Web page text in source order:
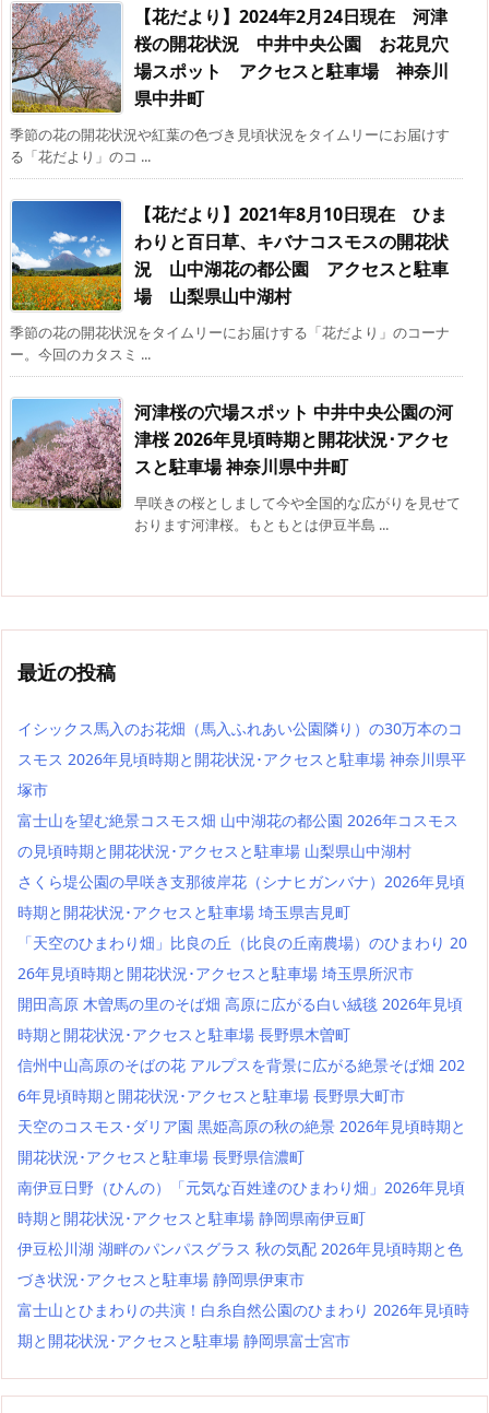
【花だより】2024年2月24日現在 河津
桜の開花状況 中井中央公園 お花見穴
場スポット アクセスと駐車場 神奈川
県中井町
季節の花の開花状況や紅葉の色づき見頃状況をタイムリーにお届けす
る「花だより」のコ ...
【花だより】2021年8月10日現在 ひま
わりと百日草、キバナコスモスの開花状
況 山中湖花の都公園 アクセスと駐車
場 山梨県山中湖村
季節の花の開花状況をタイムリーにお届けする「花だより」のコーナ
ー。今回のカタスミ ...
河津桜の穴場スポット 中井中央公園の河
津桜 2026年見頃時期と開花状況･アクセ
スと駐車場 神奈川県中井町
早咲きの桜としまして今や全国的な広がりを見せて
おります河津桜。もともとは伊豆半島 ...
最近の投稿
イシックス馬入のお花畑（馬入ふれあい公園隣り）の30万本のコ
スモス 2026年見頃時期と開花状況･アクセスと駐車場 神奈川県平
塚市
富士山を望む絶景コスモス畑 山中湖花の都公園 2026年コスモス
の見頃時期と開花状況･アクセスと駐車場 山梨県山中湖村
さくら堤公園の早咲き支那彼岸花（シナヒガンバナ）2026年見頃
時期と開花状況･アクセスと駐車場 埼玉県吉見町
「天空のひまわり畑」比良の丘（比良の丘南農場）のひまわり 20
26年見頃時期と開花状況･アクセスと駐車場 埼玉県所沢市
開田高原 木曽馬の里のそば畑 高原に広がる白い絨毯 2026年見頃
時期と開花状況･アクセスと駐車場 長野県木曽町
信州中山高原のそばの花 アルプスを背景に広がる絶景そば畑 202
6年見頃時期と開花状況･アクセスと駐車場 長野県大町市
天空のコスモス･ダリア園 黒姫高原の秋の絶景 2026年見頃時期と
開花状況･アクセスと駐車場 長野県信濃町
南伊豆日野（ひんの）「元気な百姓達のひまわり畑」2026年見頃
時期と開花状況･アクセスと駐車場 静岡県南伊豆町
伊豆松川湖 湖畔のパンパスグラス 秋の気配 2026年見頃時期と色
づき状況･アクセスと駐車場 静岡県伊東市
富士山とひまわりの共演！白糸自然公園のひまわり 2026年見頃時
期と開花状況･アクセスと駐車場 静岡県富士宮市